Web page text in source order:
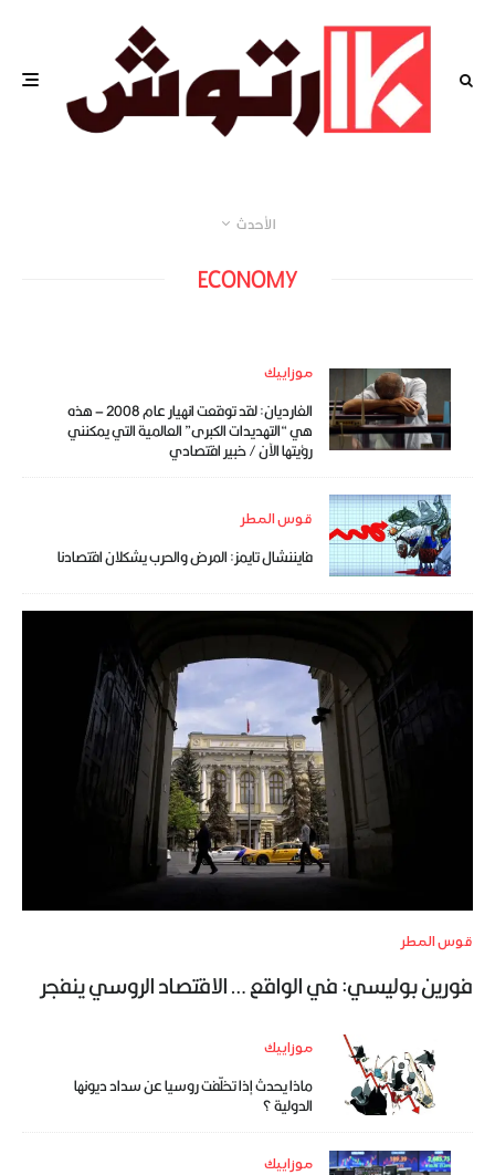
الأحدث
ECONOMY
موزاييك
الغارديان: لقد توقعت انهيار عام 2008 – هذه
هي “التهديدات الكبرى” العالمية التي يمكنني
رؤيتها الآن / خبير اقتصادي
قوس المطر
فايننشال تايمز: المرض والحرب يشكلان اقتصادنا
قوس المطر
فورين بوليسي: في الواقع … الاقتصاد الروسي ينفجر
موزاييك
ماذا يحدث إذا تخلّفت روسيا عن سداد ديونها
الدولية ؟
موزاييك